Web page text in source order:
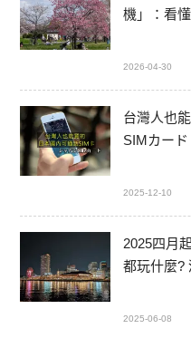
機」：看
2026-04-30
台灣人也
SIMカード
2025-12-10
2025四月
都玩什麼?
2025-06-08